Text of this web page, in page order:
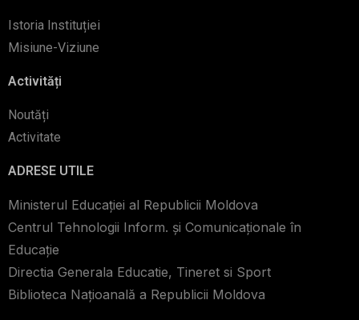
Istoria Instituției
Misiune-Viziune
Activități
Noutăți
Activitate
ADRESE UTILE
Ministerul Educației al Republicii Moldova
Centrul Tehnologii Inform. şi Comunicaţionale în
Educaţie
Directia Generala Educatie, Tineret si Sport
Biblioteca Naţioanală a Republicii Moldova